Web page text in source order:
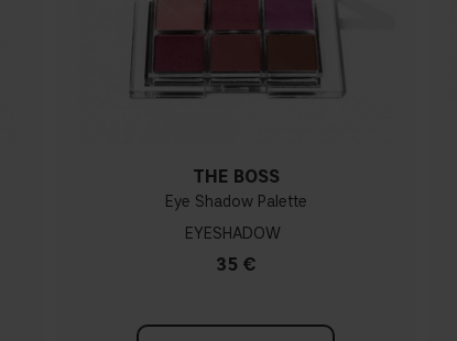
THE BOSS
Eye Shadow Palette
EYESHADOW
35 €